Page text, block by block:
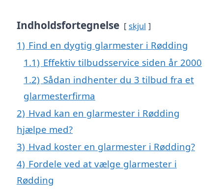
Indholdsfortegnelse skjul
1) Find en dygtig glarmester i Rødding
1.1) Effektiv tilbudsservice siden år 2000
1.2) Sådan indhenter du 3 tilbud fra et
glarmesterfirma
2) Hvad kan en glarmester i Rødding
hjælpe med?
3) Hvad koster en glarmester i Rødding?
4) Fordele ved at vælge glarmester i
Rødding